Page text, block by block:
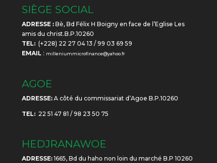
SIÈGE SOCIAL
ADRESSE :Bè, Bd Félix H Boigny en face de l’Eglise Les
amis du christ.B.P.10260
TEL:(+228) 22 27 04 13 / 99 03 69 59
EMAIL : milleniummicrofinance@yahoo.fr
AGOE
ADRESSE:A côté du commissariat d’Agoe B.P.10260
TEL:22 51 47 81 / 98 23 50 75
HEDJRANAWOE
ADRESSE:1665, Bd du haho non loin du marché B.P 10260